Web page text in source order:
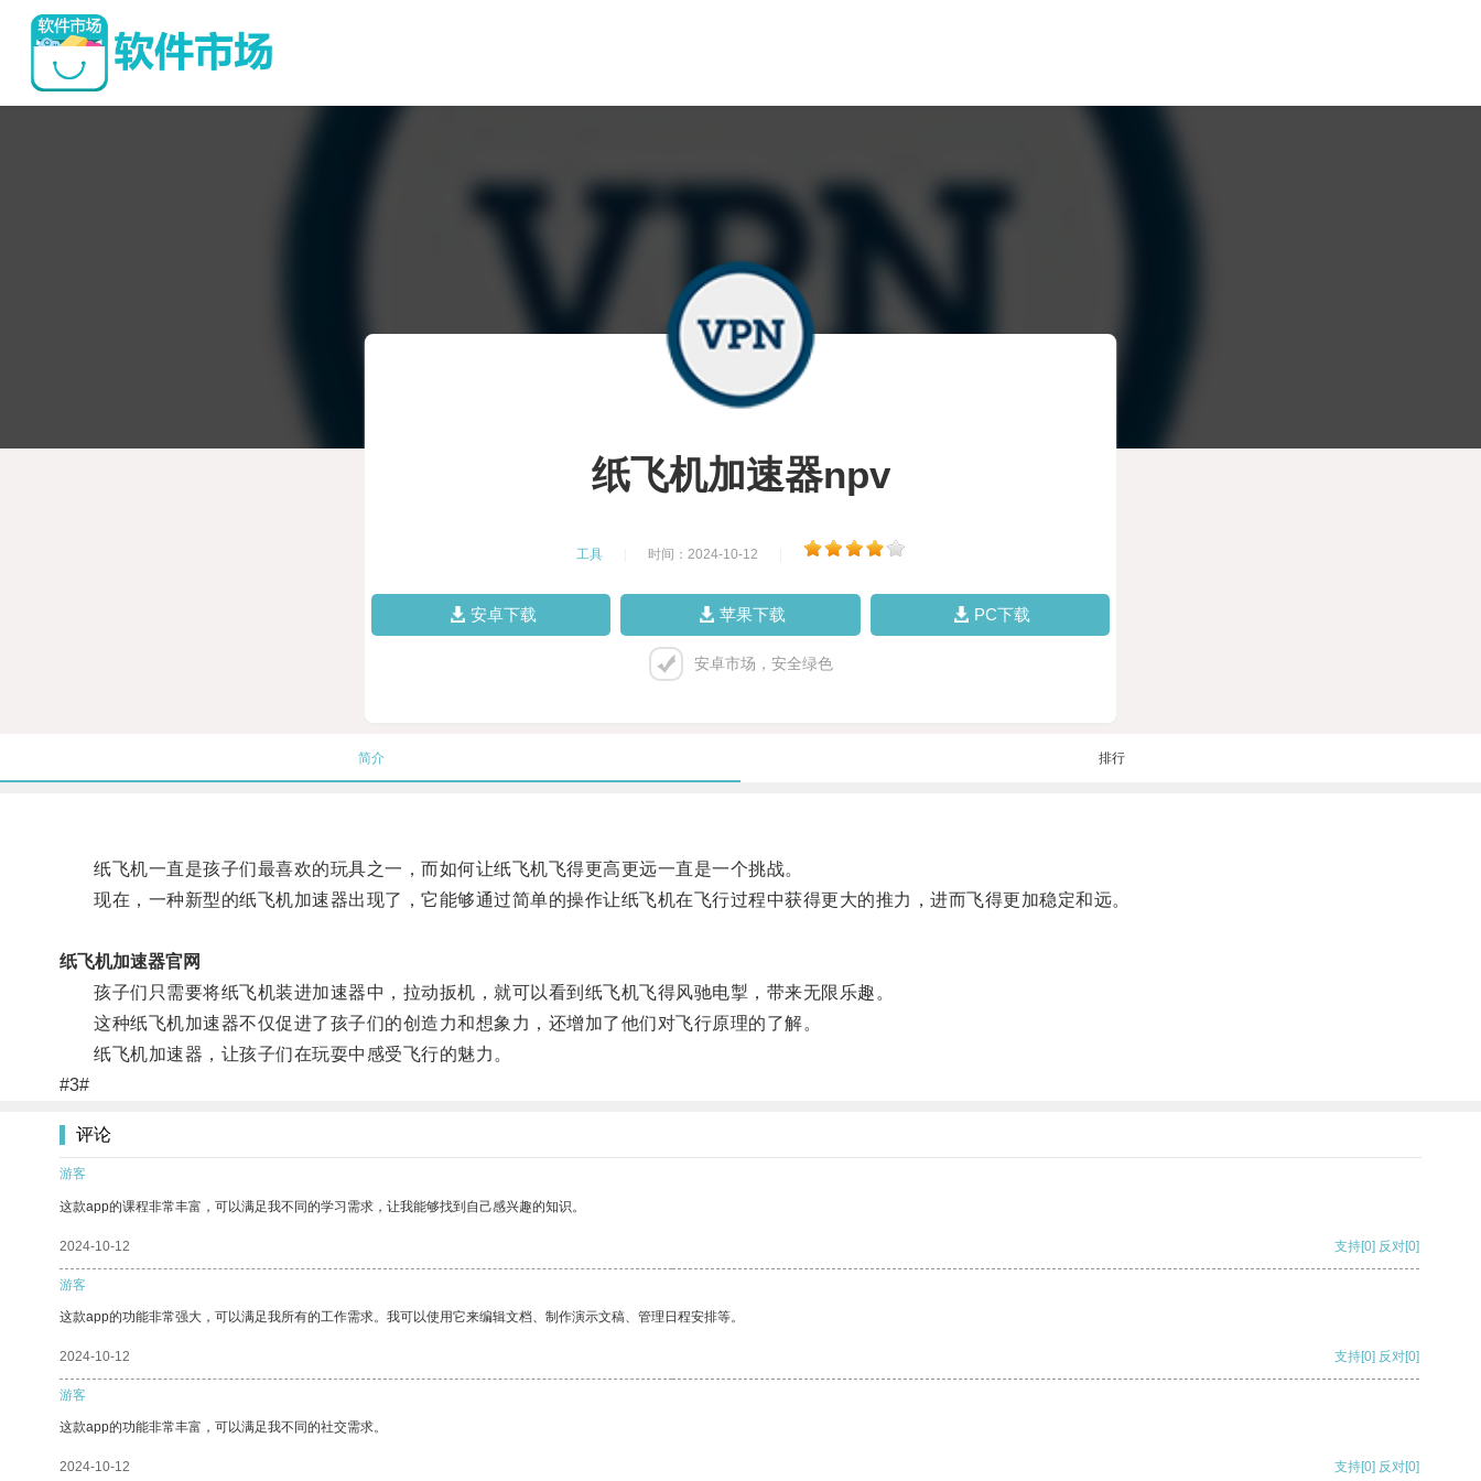
纸飞机加速器npv
工具 时间：2024-10-12
安卓下载 苹果下载 PC下载
安卓市场，安全绿色
简介 排行
纸飞机一直是孩子们最喜欢的玩具之一，而如何让纸飞机飞得更高更远一直是一个挑战。
现在，一种新型的纸飞机加速器出现了，它能够通过简单的操作让纸飞机在飞行过程中获得更大的推力，进而飞得更加稳定和远。
纸飞机加速器官网
孩子们只需要将纸飞机装进加速器中，拉动扳机，就可以看到纸飞机飞得风驰电掣，带来无限乐趣。
这种纸飞机加速器不仅促进了孩子们的创造力和想象力，还增加了他们对飞行原理的了解。
纸飞机加速器，让孩子们在玩耍中感受飞行的魅力。
#3#
评论
游客
这款app的课程非常丰富，可以满足我不同的学习需求，让我能够找到自己感兴趣的知识。
2024-10-12 支持[0] 反对[0]
游客
这款app的功能非常强大，可以满足我所有的工作需求。我可以使用它来编辑文档、制作演示文稿、管理日程安排等。
2024-10-12 支持[0] 反对[0]
游客
这款app的功能非常丰富，可以满足我不同的社交需求。
2024-10-12 支持[0] 反对[0]